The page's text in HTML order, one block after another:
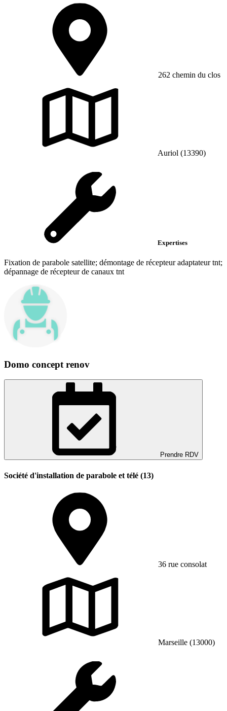
262 chemin du clos
Auriol (13390)
Expertises
Fixation de parabole satellite; démontage de récepteur adaptateur tnt;
dépannage de récepteur de canaux tnt
Domo concept renov
Prendre RDV
Société d'installation de parabole et télé (13)
36 rue consolat
Marseille (13000)